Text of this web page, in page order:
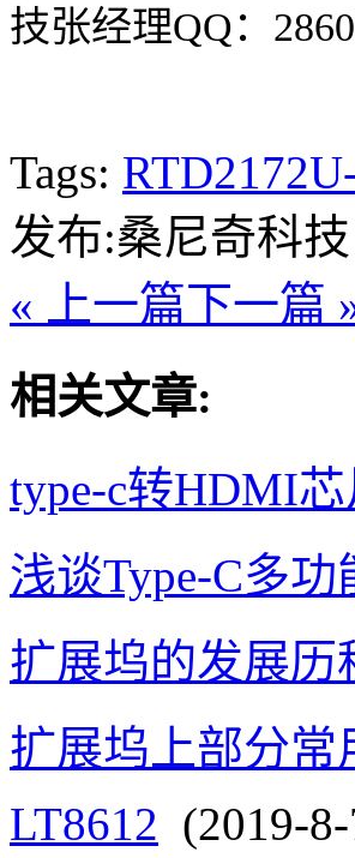
技张经理QQ：
Tags:
发布:桑尼奇科
« 上一篇下一篇
相关文章:
type-c转HDMI
浅谈Type-C多功
扩展坞的发展历
扩展坞上部分常
LT8612 (2019-